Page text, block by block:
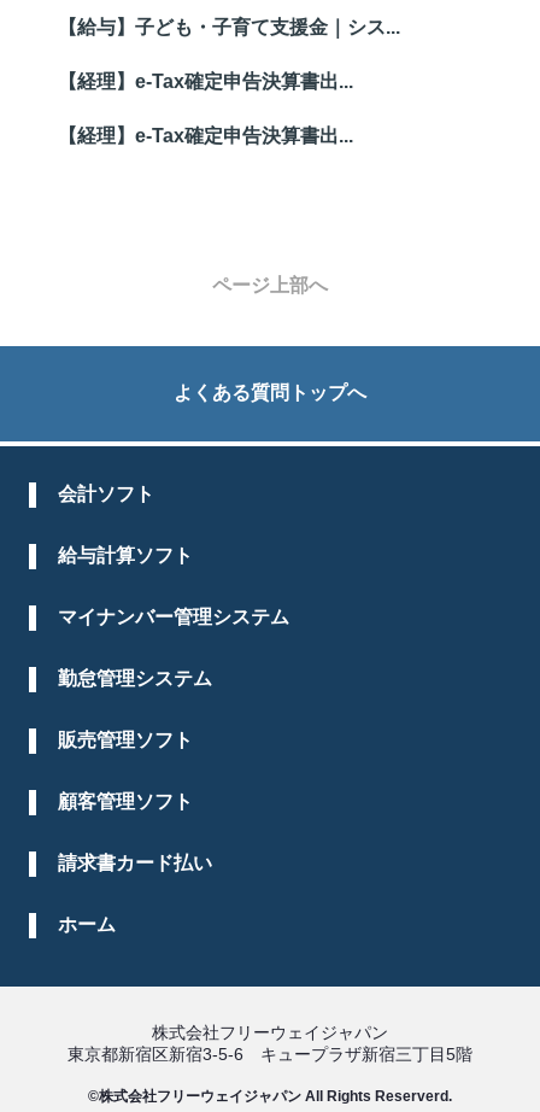
【給与】子ども・子育て支援金｜シス...
【経理】e-Tax確定申告決算書出...
【経理】e-Tax確定申告決算書出...
ページ上部へ
よくある質問トップへ
会計ソフト
給与計算ソフト
マイナンバー管理システム
勤怠管理システム
販売管理ソフト
顧客管理ソフト
請求書カード払い
ホーム
株式会社フリーウェイジャパン
東京都新宿区新宿3-5-6 キュープラザ新宿三丁目5階
©株式会社フリーウェイジャパン All Rights Reserverd.